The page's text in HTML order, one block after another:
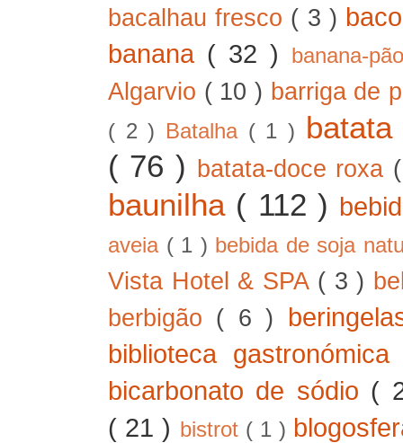
bacalhau fresco ( 3 )
banana ( 32 ) banana-
Algarvio ( 10 ) barriga de
( 2 ) Batalha ( 1 )
( 76 ) batata-doce roxa
baunilha ( 112 )
aveia ( 1 ) bebida de soja
Vista Hotel & SPA ( 3 )
berbigão ( 6 )
biblioteca
bicarbonato de sódio (
( 21 ) bistrot ( 1 )